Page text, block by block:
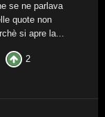
se ne parlava
quote non
si apre la...
2